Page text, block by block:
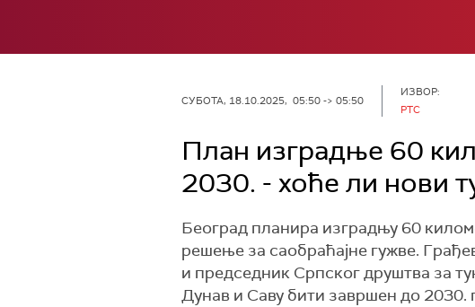
СУБОТА, 18.10.2025, 05:50 -> 05:50
ИЗВОР:
РТС
План изградње 60
2030. - хоће ли нови
Београд планира изградњу 60
решење за саобраћајне гужве.
и председник Српског друштва за
Дунав и Саву бити завршен до 2030.